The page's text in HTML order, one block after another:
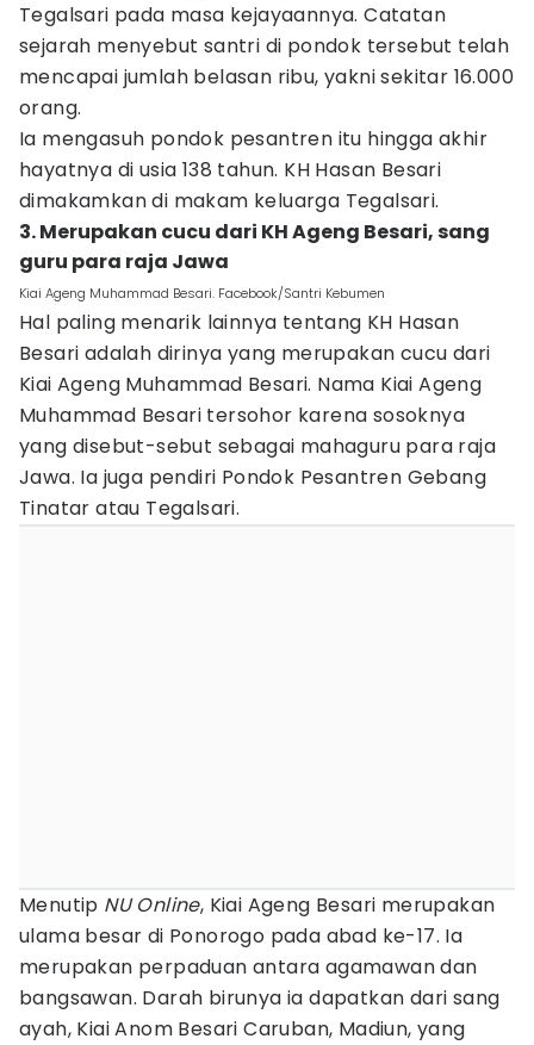
Tegalsari pada masa kejayaannya. Catatan
sejarah menyebut santri di pondok tersebut telah
mencapai jumlah belasan ribu, yakni sekitar 16.000
orang.
Ia mengasuh pondok pesantren itu hingga akhir
hayatnya di usia 138 tahun. KH Hasan Besari
dimakamkan di makam keluarga Tegalsari.
3. Merupakan cucu dari KH Ageng Besari, sang
guru para raja Jawa
Kiai Ageng Muhammad Besari. Facebook/Santri Kebumen
Hal paling menarik lainnya tentang KH Hasan
Besari adalah dirinya yang merupakan cucu dari
Kiai Ageng Muhammad Besari. Nama Kiai Ageng
Muhammad Besari tersohor karena sosoknya
yang disebut-sebut sebagai mahaguru para raja
Jawa. Ia juga pendiri Pondok Pesantren Gebang
Tinatar atau Tegalsari.
Menutip NU Online, Kiai Ageng Besari merupakan
ulama besar di Ponorogo pada abad ke-17. Ia
merupakan perpaduan antara agamawan dan
bangsawan. Darah birunya ia dapatkan dari sang
ayah, Kiai Anom Besari Caruban, Madiun, yang